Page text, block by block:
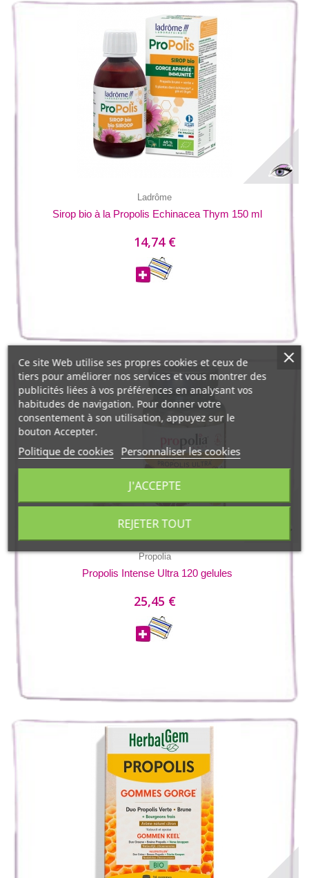
Ladrôme
Sirop bio à la Propolis Echinacea Thym 150 ml
14,74 €
Propolia
Propolis Intense Ultra 120 gelules
25,45 €
Ce site Web utilise ses propres cookies et ceux de
tiers pour améliorer nos services et vous montrer des
publicités liées à vos préférences en analysant vos
habitudes de navigation. Pour donner votre
consentement à son utilisation, appuyez sur le
bouton Accepter.
Politique de cookies Personnaliser les cookies
REJETER TOUT
J'ACCEPTE